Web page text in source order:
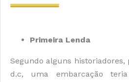
Primeira Lenda
Segundo alguns historiadores,
d.c, uma embarcação